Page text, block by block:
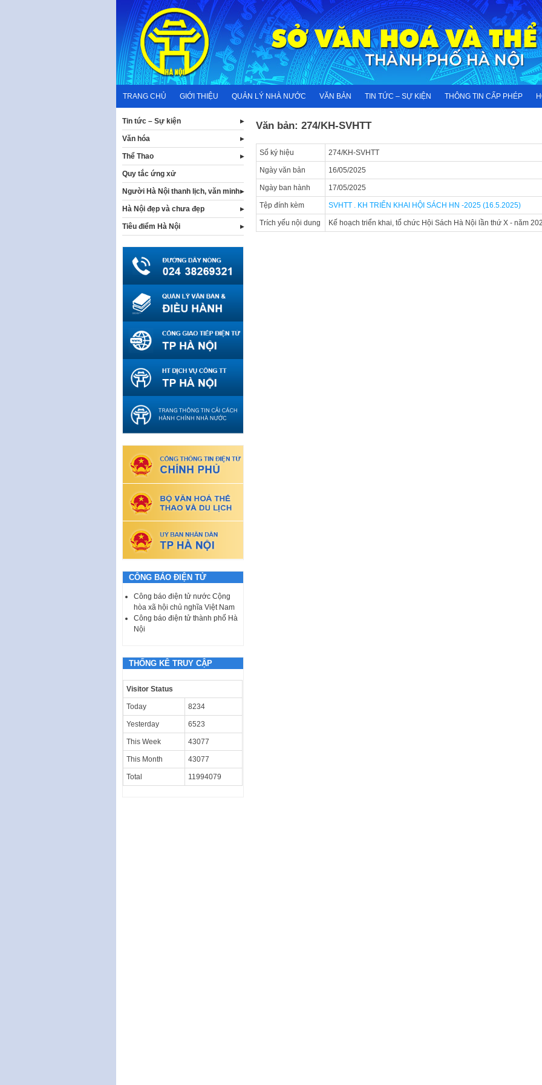
content
TRANG CHỦ GIỚI THIỆU QUẢN LÝ NHÀ NƯỚC VĂN BẢN TIN TỨC – SỰ KIỆN THÔNG TIN CẤP PHÉP
Văn bản: 274/KH-SVHTT
Số ký hiệu 274/KH-SVHTT
Ngày văn bản 16/05/2025
Ngày ban hành 17/05/2025
Tệp đính kèm SVHTT . KH TRIỂN KHAI HỘI SÁCH HN -2025 (16.5.2025)
Trích yếu nội dung Kế hoạch triển khai, tổ chức Hội Sách Hà Nội lần thứ X - năm
Tin tức – Sự kiện
Văn hóa
Thể Thao
Quy tắc ứng xử
Người Hà Nội thanh lịch, văn minh
Hà Nội đẹp và chưa đẹp
Tiêu điểm Hà Nội
CÔNG BÁO ĐIỆN TỬ
Công báo điện tử nước Cộng
hòa xã hội chủ nghĩa Việt Nam
Công báo điện tử thành phố Hà
Nội
THỐNG KÊ TRUY CẬP
Visitor Status
Today 8234
Yesterday 6523
This Week 43077
This Month 43077
Total 11994079